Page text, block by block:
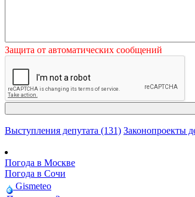
Защита от автоматических сообщений
Выступления депутата (131) Законопроекты
Погода в Москве
Погода в Сочи
Gismeteo